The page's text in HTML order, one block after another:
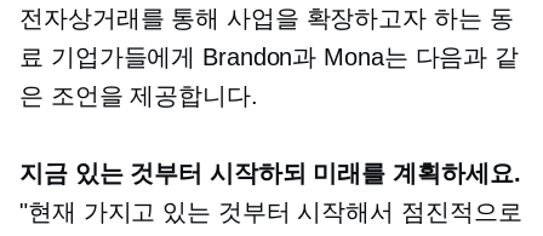
전자상거래를 통해 사업을 확장하고자 하는 동
료 기업가들에게 Brandon과 Mona는 다음과 같
은 조언을 제공합니다.
지금 있는 것부터 시작하되 미래를 계획하세요.
"현재 가지고 있는 것부터 시작해서 점진적으로